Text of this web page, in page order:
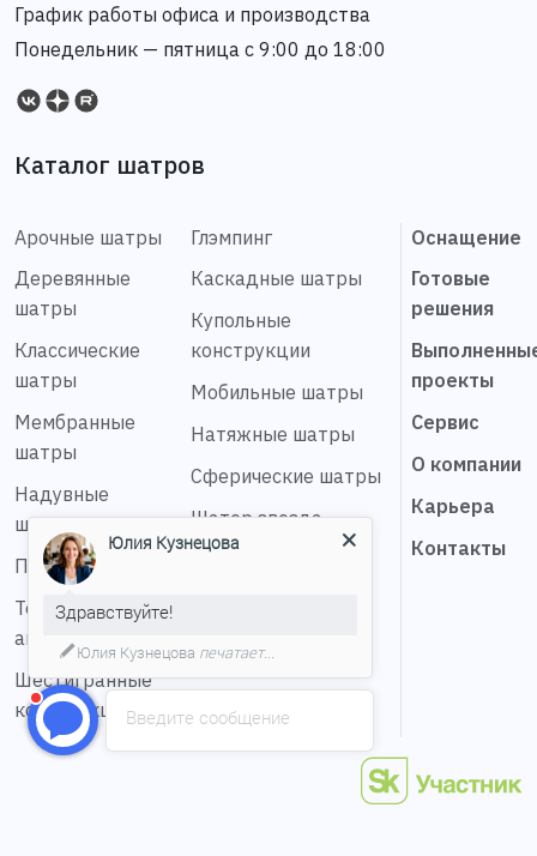
График работы офиса и производства
Понедельник — пятница с 9:00 до 18:00
Каталог шатров
Арочные шатры
Деревянные
шатры
Классические
шатры
Мембранные
шатры
Надувные
шатры
Пагода шатры
Тентовые
ангары
Шестигранные
конструкции
Глэмпинг
Каскадные шатры
Купольные
конструкции
Мобильные шатры
Натяжные шатры
Сферические шатры
Шатер звезда
Оснащение
Готовые
решения
проекты
Сервис
О компании
Карьера
Контакты
Введите сообщение
Юлия Кузнецова
Здравствуйте!
Юлия Кузнецова печатает...